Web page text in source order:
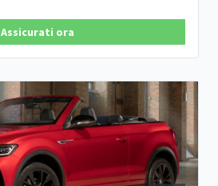
Assicurati ora